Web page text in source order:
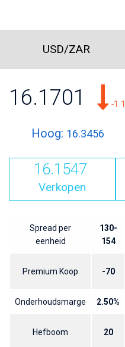
USD/ZAR
16.1701 -
Hoog: 16.3456
16.1547
Verkopen
Spread per
eenheid
130-
154
Premium Koop -70
Onderhoudsmarge 2.50%
Hefboom 20